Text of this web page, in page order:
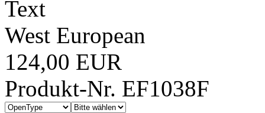
Text
West European
124,00 EUR
Produkt-Nr. EF1038F